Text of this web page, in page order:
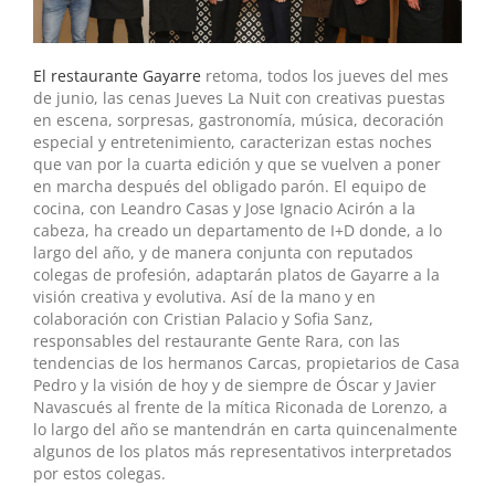
El restaurante Gayarre retoma, todos los jueves del mes
de junio, las cenas Jueves La Nuit con creativas puestas
en escena, sorpresas, gastronomía, música, decoración
especial y entretenimiento, caracterizan estas noches
que van por la cuarta edición y que se vuelven a poner
en marcha después del obligado parón. El equipo de
cocina, con Leandro Casas y Jose Ignacio Acirón a la
cabeza, ha creado un departamento de I+D donde, a lo
largo del año, y de manera conjunta con reputados
colegas de profesión, adaptarán platos de Gayarre a la
visión creativa y evolutiva. Así de la mano y en
colaboración con Cristian Palacio y Sofia Sanz,
responsables del restaurante Gente Rara, con las
tendencias de los hermanos Carcas, propietarios de Casa
Pedro y la visión de hoy y de siempre de Óscar y Javier
Navascués al frente de la mítica Riconada de Lorenzo, a
lo largo del año se mantendrán en carta quincenalmente
algunos de los platos más representativos interpretados
por estos colegas.